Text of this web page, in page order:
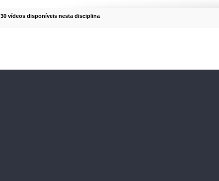
30 vídeos disponíveis nesta disciplina